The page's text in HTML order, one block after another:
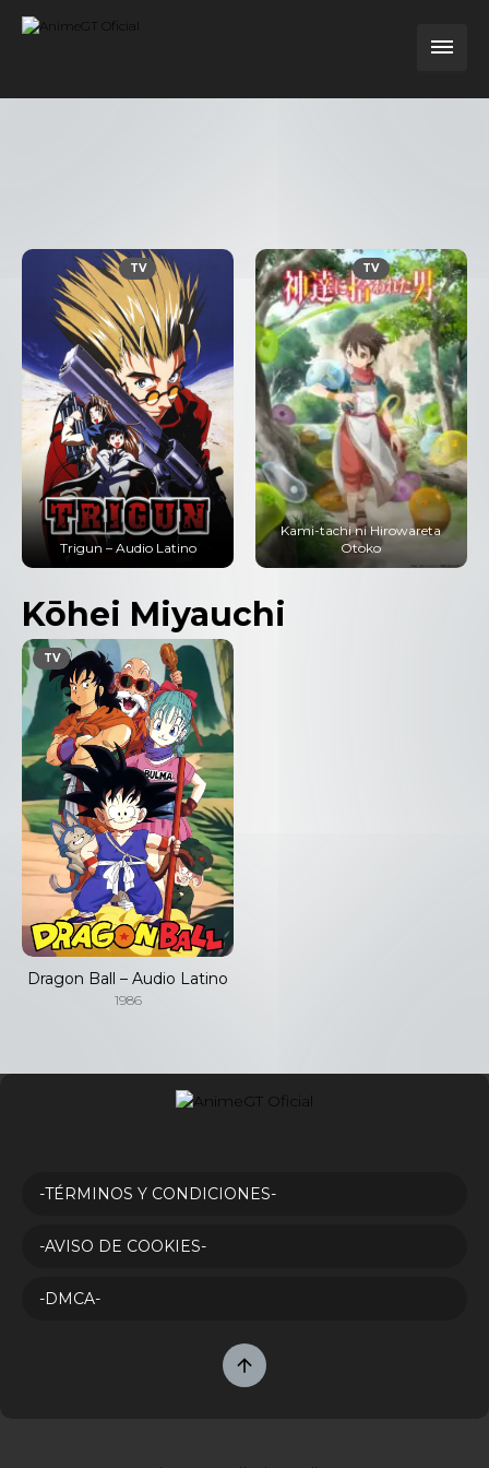
TV
Trigun – Audio Latino
TV
Kami-tachi ni Hirowareta
Otoko
Kōhei Miyauchi
TV
Dragon Ball – Audio Latino
1986
-TÉRMINOS Y CONDICIONES-
-AVISO DE COOKIES-
-DMCA-